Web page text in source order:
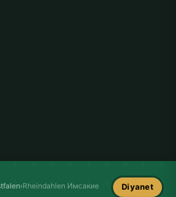
›Rheindahlen Имсакие Diyanet